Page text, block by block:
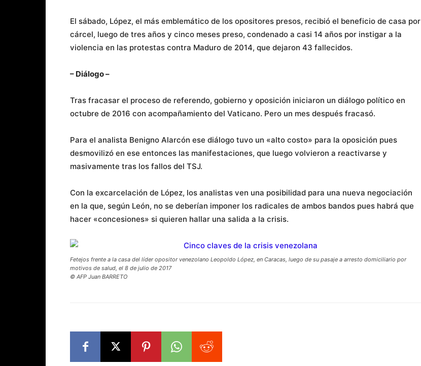
El sábado, López, el más emblemático de los opositores presos, recibió el beneficio de casa por
cárcel, luego de tres años y cinco meses preso, condenado a casi 14 años por instigar a la
violencia en las protestas contra Maduro de 2014, que dejaron 43 fallecidos.
– Diálogo –
Tras fracasar el proceso de referendo, gobierno y oposición iniciaron un diálogo político en
octubre de 2016 con acompañamiento del Vaticano. Pero un mes después fracasó.
Para el analista Benigno Alarcón ese diálogo tuvo un «alto costo» para la oposición pues
desmovilizó en ese entonces las manifestaciones, que luego volvieron a reactivarse y
masivamente tras los fallos del TSJ.
Con la excarcelación de López, los analistas ven una posibilidad para una nueva negociación
en la que, según León, no se deberían imponer los radicales de ambos bandos pues habrá que
hacer «concesiones» si quieren hallar una salida a la crisis.
Fetejos frente a la casa del líder opositor venezolano Leopoldo López, en Caracas, luego de su pasaje a arresto domiciliario por
motivos de salud, el 8 de julio de 2017
© AFP Juan BARRETO